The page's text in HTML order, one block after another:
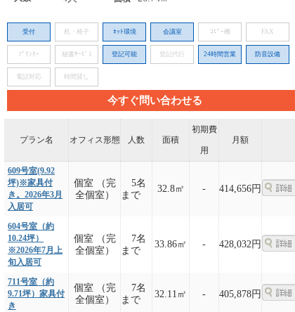
受付 机・椅子 ﾈｯﾄ環境 会議室 ｺﾋﾟｰ機 FAX
ﾌﾟﾘﾝﾀｰ 秘書ｻｰﾋﾞｽ 登記可能 登記代行 24時間営業 防音設備
電話対応 時間貸し
今すぐ問い合わせる
プラン名 オフィス形態 人数 面積
初期費
用
月額
609号室(9.92
坪)※家具付
き。2026年3月
入居可
個室 （完
全個室）
5名
まで
32.8㎡ - 414,656円
604号室（約
10.24坪）
※2026年7月上
旬入居可
個室 （完
全個室）
7名
まで
33.86㎡ - 428,032円
711号室（約
9.71坪）家具付
き
個室 （完
全個室）
7名
まで
32.11㎡ - 405,878円